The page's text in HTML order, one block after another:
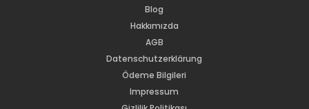
Blog
Hakkımızda
AGB
Datenschutzerklärung
Ödeme Bilgileri
Impressum